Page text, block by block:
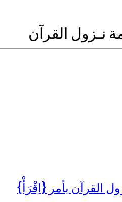
نـزول القرآن
القرآن بأمر {اِقْرَأْ}